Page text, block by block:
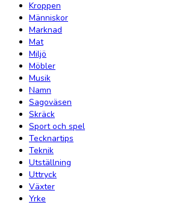
Kroppen
Människor
Marknad
Mat
Miljö
Möbler
Musik
Namn
Sagoväsen
Skräck
Sport och spel
Tecknartips
Teknik
Utställning
Uttryck
Växter
Yrke